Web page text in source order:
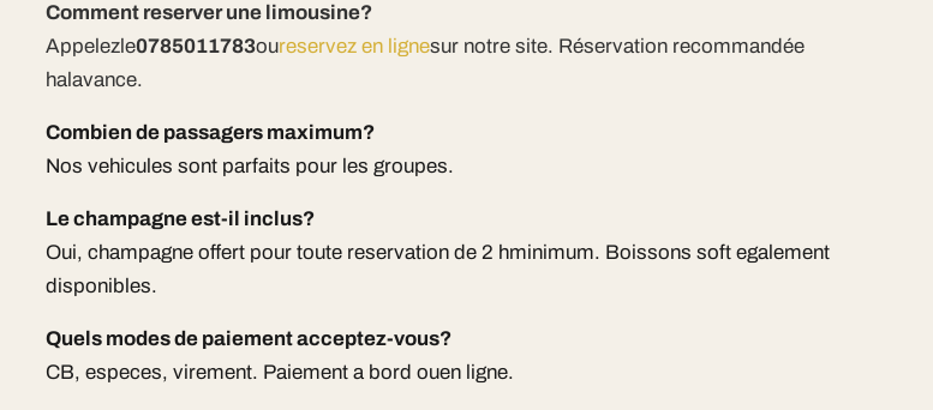
Comment reserver une limousine?
Appelezle0785011783oureservez en lignesur notre site. Réservation recommandée
halavance.
Combien de passagers maximum?
Nos vehicules sont parfaits pour les groupes.
Le champagne est-il inclus?
Oui, champagne offert pour toute reservation de 2 hminimum. Boissons soft egalement
disponibles.
Quels modes de paiement acceptez-vous?
CB, especes, virement. Paiement a bord ouen ligne.